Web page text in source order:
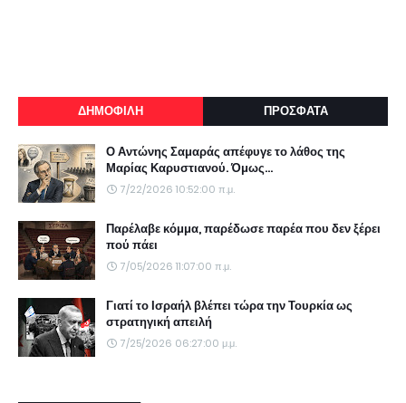
ΔΗΜΟΦΙΛΗ ΠΡΟΣΦΑΤΑ
Ο Αντώνης Σαμαράς απέφυγε το λάθος της
Μαρίας Καρυστιανού. Όμως...
7/22/2026 10:52:00 π.μ.
Παρέλαβε κόμμα, παρέδωσε παρέα που δεν ξέρει
πού πάει
7/05/2026 11:07:00 π.μ.
Γιατί το Ισραήλ βλέπει τώρα την Τουρκία ως
στρατηγική απειλή
7/25/2026 06:27:00 μ.μ.